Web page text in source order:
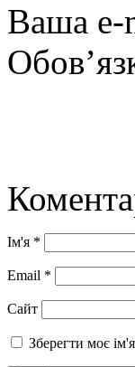
Ваша e-
Ім'я *
Email *
Сайт
Зберегти моє